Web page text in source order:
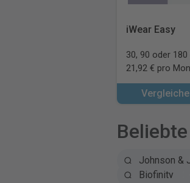
iWear Easy
30, 90 oder
21,92 € pro
Johnson &
Biofinity